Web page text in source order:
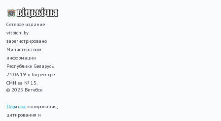
Сетевое издание
vitbichi.by
зарегистрировано
Министерством
информации
Республики Беларусь
24.06.19 в Госреестре
СМИ за № 15.
© 2025 Витебск
Порядок копирования,
цитирования и